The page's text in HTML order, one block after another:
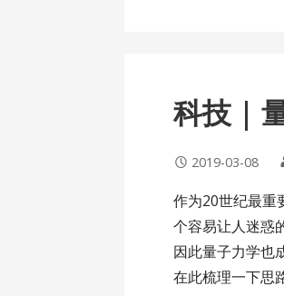
科技 |
2019-03-08
作为20世纪最重
个容易让人迷惑
因此量子力学也
在此梳理一下思